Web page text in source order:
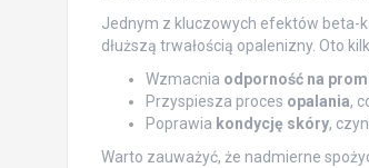
Jednym z kluczowych efektów beta-
dłuższą trwałością opalenizny. Oto
Wzmacnia odporność na
Przyspiesza proces opalania,
Poprawia kondycję skóry,
Warto zauważyć, że nadmierne